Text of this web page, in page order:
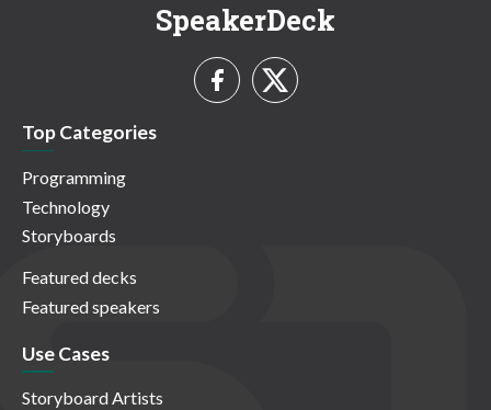
SpeakerDeck
Top Categories
Programming
Technology
Storyboards
Featured decks
Featured speakers
Use Cases
Storyboard Artists